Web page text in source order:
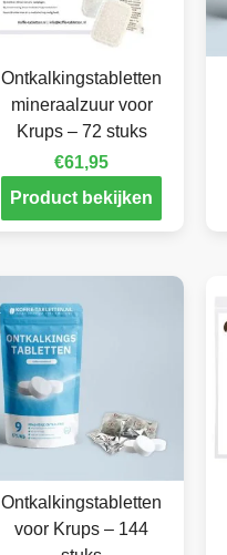
Ontkalkingstabletten
mineraalzuur voor
Krups – 72 stuks
€61,95
Product bekijken
Ontkalkingstabletten
voor Krups – 144